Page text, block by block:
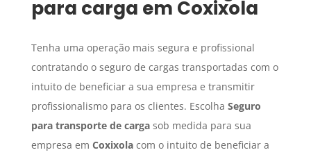
para carga em Coxixola
Tenha uma operação mais segura e profissional
contratando o seguro de cargas transportadas com o
intuito de beneficiar a sua empresa e transmitir
profissionalismo para os clientes. Escolha Seguro
para transporte de cargasob medida para sua
empresa em Coxixolacom o intuito de beneficiar a